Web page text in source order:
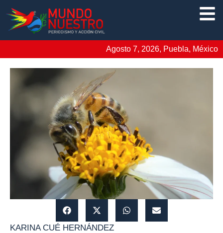
Agosto 7, 2026, Puebla, México
KARINA CUÉ HERNÁNDEZ